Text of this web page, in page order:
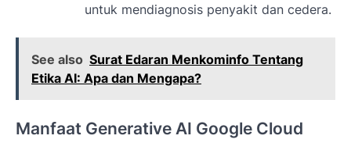
untuk mendiagnosis penyakit dan cedera.
See also Surat Edaran Menkominfo Tentang
Etika AI: Apa dan Mengapa?
Manfaat Generative AI Google Cloud